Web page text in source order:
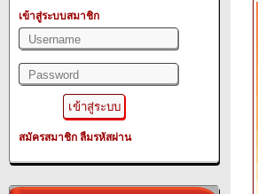
เข้าสู่ระบบสมาชิก
สมัครสมาชิก ลืมรหัสผ่าน